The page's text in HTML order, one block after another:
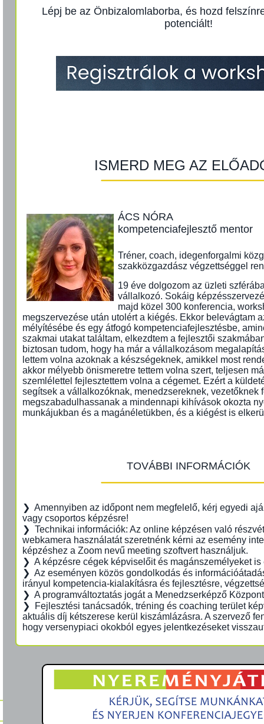
Lépj be az Önbizalomlaborba, és hozd
potenciált!
ISMERD MEG AZ
ÁCS NÓRA
kompetenciafejlesztő mentor
Tréner, coach, idegenforgalmi
szakközgazdász végzettséggel
19 éve dolgozom az üzleti
vállalkozó. Sokáig
majd közel 300 konferencia,
megszervezése után utolért a kiégés. Ekkor belevágtam
mélyítésébe és egy átfogó kompetenciafejlesztésbe,
szakmai utakat találtam, elkezdtem a fejlesztői
biztosan tudom, hogy ha már a vállalkozásom
lettem volna azoknak a készségeknek, amikkel most
akkor mélyebb önismeretre tettem volna szert, teljesen
szemlélettel fejlesztettem volna a cégemet. Ezért a
segítsek a vállalkozóknak, menedzsereknek, vezetőknek
megszabadulhassanak a mindennapi kihívások okozta
munkájukban és a magánéletükben, és a kiégést is
TOVÁBBI INFORMÁCIÓK
❯ Amennyiben az időpont nem megfelelő, kérj egyedi
vagy csoportos képzésre!
❯ Technikai információk: Az online képzésen való
webkamera használatát szeretnénk kérni az esemény
képzéshez a Zoom nevű meeting szoftvert használjuk.
❯ A képzésre cégek képviselőit és magánszemélyeket is
❯ Az eseményen közös gondolkodás és
irányul kompetencia-kialakításra és fejlesztésre,
❯ A programváltoztatás jogát a Menedzserképző
❯ Fejlesztési tanácsadók, tréning és coaching terület
aktuális díj kétszerese kerül kiszámlázásra. A szervező
hogy versenypiaci okokból egyes jelentkezéseket